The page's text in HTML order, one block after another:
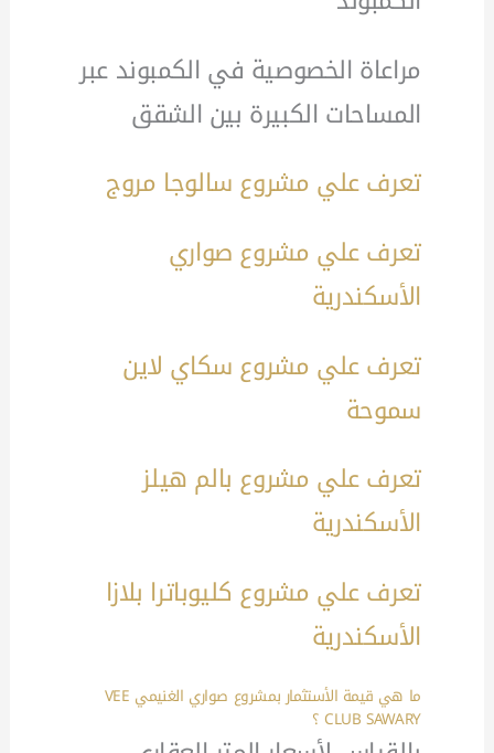
مراعاة الخصوصية في الكمبوند عبر
المساحات الكبيرة بين الشقق
تعرف علي مشروع سالوجا مروج
تعرف علي مشروع صواري
الأسكندرية
تعرف علي مشروع سكاي لاين
سموحة
تعرف علي مشروع بالم هيلز
الأسكندرية
تعرف علي مشروع كليوباترا بلازا
الأسكندرية
ما هي قيمة الأستثمار بمشروع صواري الغنيمي VEE
CLUB SAWARY ؟